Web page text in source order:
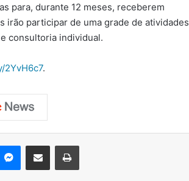
para, durante 12 meses, receberem
irão participar de uma grade de atividades
consultoria individual.
2YvH6c7.